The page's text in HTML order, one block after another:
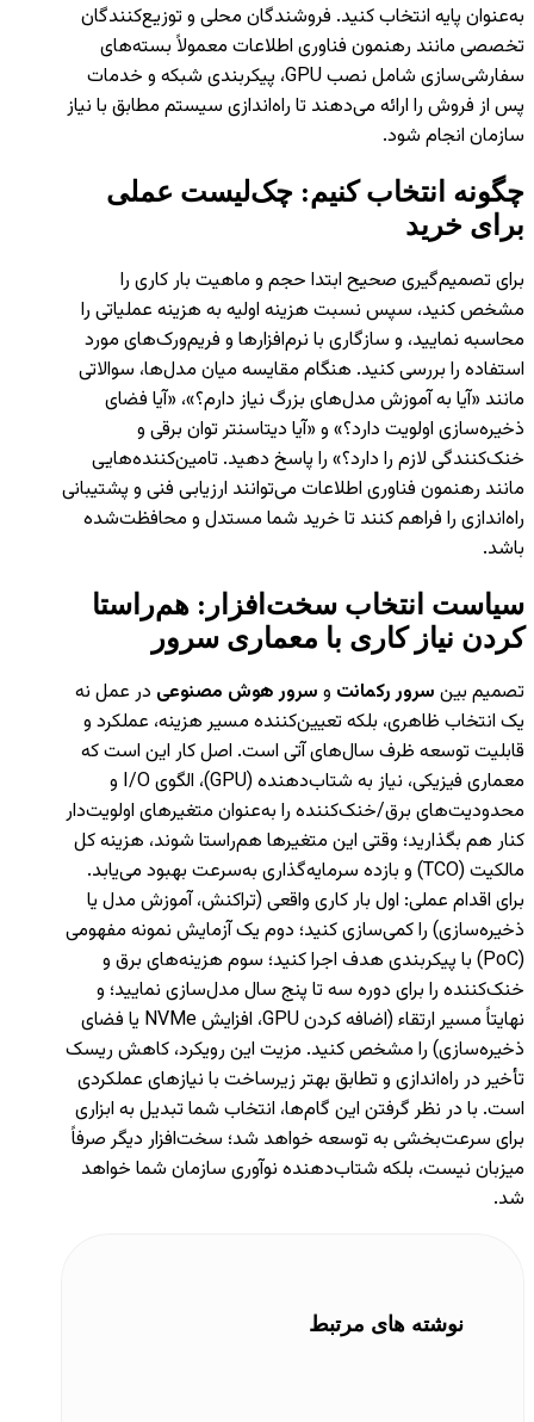
به‌عنوان پایه انتخاب کنید. فروشندگان محلی و توزیع‌کنندگان
تخصصی مانند رهنمون فناوری اطلاعات معمولاً بسته‌های
سفارشی‌سازی شامل نصب GPU، پیکربندی شبکه و خدمات
پس از فروش را ارائه می‌دهند تا راه‌اندازی سیستم مطابق با نیاز
سازمان انجام شود.
چگونه انتخاب کنیم: چک‌لیست عملی
برای خرید
برای تصمیم‌گیری صحیح ابتدا حجم و ماهیت بار کاری را
مشخص کنید، سپس نسبت هزینه اولیه به هزینه عملیاتی را
محاسبه نمایید، و سازگاری با نرم‌افزارها و فریم‌ورک‌های مورد
استفاده را بررسی کنید. هنگام مقایسه میان مدل‌ها، سوالاتی
مانند «آیا به آموزش مدل‌های بزرگ نیاز دارم؟»، «آیا فضای
ذخیره‌سازی اولویت دارد؟» و «آیا دیتاسنتر توان برقی و
خنک‌کنندگی لازم را دارد؟» را پاسخ دهید. تامین‌کننده‌هایی
مانند رهنمون فناوری اطلاعات می‌توانند ارزیابی فنی و پشتیبانی
راه‌اندازی را فراهم کنند تا خرید شما مستدل و محافظت‌شده
باشد.
سیاست انتخاب سخت‌افزار: هم‌راستا
کردن نیاز کاری با معماری سرور
تصمیم بین سرور رکمانت و سرور هوش مصنوعی در عمل نه
یک انتخاب ظاهری، بلکه تعیین‌کننده مسیر هزینه، عملکرد و
قابلیت توسعه ظرف سال‌های آتی است. اصل کار این است که
معماری فیزیکی، نیاز به شتاب‌دهنده (GPU)، الگوی I/O و
محدودیت‌های برق/خنک‌کننده را به‌عنوان متغیرهای اولویت‌دار
کنار هم بگذارید؛ وقتی این متغیرها هم‌راستا شوند، هزینه کل
مالکیت (TCO) و بازده سرمایه‌گذاری به‌سرعت بهبود می‌یابد.
برای اقدام عملی: اول بار کاری واقعی (تراکنش، آموزش مدل یا
ذخیره‌سازی) را کمی‌سازی کنید؛ دوم یک آزمایش نمونه مفهومی
(PoC) با پیکربندی هدف اجرا کنید؛ سوم هزینه‌های برق و
خنک‌کننده را برای دوره سه تا پنج سال مدل‌سازی نمایید؛ و
نهایتاً مسیر ارتقاء (اضافه کردن GPU، افزایش NVMe یا فضای
ذخیره‌سازی) را مشخص کنید. مزیت این رویکرد، کاهش ریسک
تأخیر در راه‌اندازی و تطابق بهتر زیرساخت با نیازهای عملکردی
است. با در نظر گرفتن این گام‌ها، انتخاب شما تبدیل به ابزاری
برای سرعت‌بخشی به توسعه خواهد شد؛ سخت‌افزار دیگر صرفاً
میزبان نیست، بلکه شتاب‌دهنده نوآوری سازمان شما خواهد
شد.
نوشته های مرتبط